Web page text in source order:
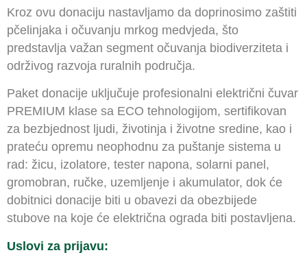
Kroz ovu donaciju nastavljamo da doprinosimo zaštiti
pčelinjaka i očuvanju mrkog medvjeda, što
predstavlja važan segment očuvanja biodiverziteta i
održivog razvoja ruralnih područja.
Paket donacije uključuje profesionalni električni čuvar
PREMIUM klase sa ECO tehnologijom, sertifikovan
za bezbjednost ljudi, životinja i životne sredine, kao i
prateću opremu neophodnu za puštanje sistema u
rad: žicu, izolatore, tester napona, solarni panel,
gromobran, ručke, uzemljenje i akumulator, dok će
dobitnici donacije biti u obavezi da obezbijede
stubove na koje će električna ograda biti postavljena.
Uslovi za prijavu: